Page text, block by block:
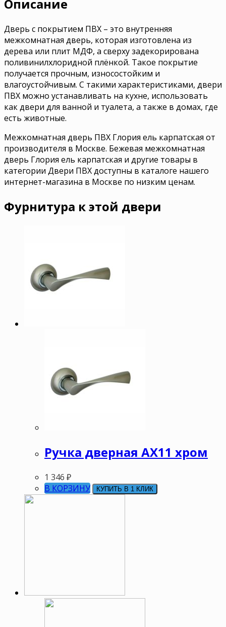
Описание
Дверь с покрытием ПВХ – это внутренняя
межкомнатная дверь, которая изготовлена из
дерева или плит МДФ, а сверху задекорирована
поливинилхлоридной плёнкой. Такое покрытие
получается прочным, износостойким и
влагоустойчивым. С такими характеристиками, двери
ПВХ можно устанавливать на кухне, использовать
как двери для ванной и туалета, а также в домах, где
есть животные.
Межкомнатная дверь ПВХ Глория ель карпатская от
производителя в Москве. Бежевая межкомнатная
дверь Глория ель карпатская и другие товары в
категории Двери ПВХ доступны в каталоге нашего
интернет-магазина в Москве по низким ценам.
Фурнитура к этой двери
Ручка дверная АХ11 хром
1 346 ₽
В КОРЗИНУ
КУПИТЬ В 1 КЛИК